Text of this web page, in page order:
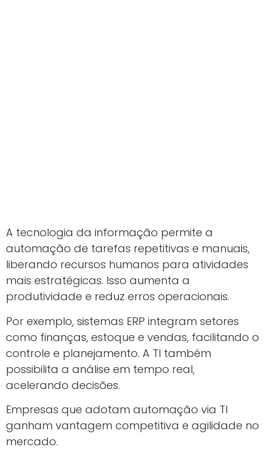
A tecnologia da informação permite a
automação de tarefas repetitivas e manuais,
liberando recursos humanos para atividades
mais estratégicas. Isso aumenta a
produtividade e reduz erros operacionais.
Por exemplo, sistemas ERP integram setores
como finanças, estoque e vendas, facilitando o
controle e planejamento. A TI também
possibilita a análise em tempo real,
acelerando decisões.
Empresas que adotam automação via TI
ganham vantagem competitiva e agilidade no
mercado.